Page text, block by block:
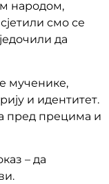
народом,
смо се
да
мученике,
и идентитет.
пред прецима и
– да